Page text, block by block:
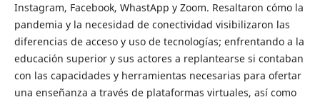
Instagram, Facebook, WhastApp y Zoom. Resaltaron cómo la
pandemia y la necesidad de conectividad visibilizaron las
diferencias de acceso y uso de tecnologías; enfrentando a la
educación superior y sus actores a replantearse si contaban
con las capacidades y herramientas necesarias para ofertar
una enseñanza a través de plataformas virtuales, así como